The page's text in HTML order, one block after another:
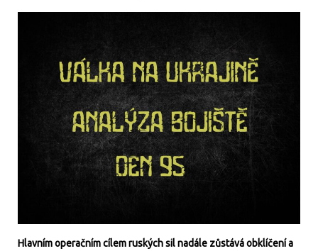
Hlavním operačním cílem ruských sil nadále zůstává obklíčení a